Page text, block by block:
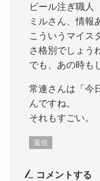
ビール注ぎ職人
ミルさん、情報
こういうマイス
さ格別でしょう
でも、あの時も
常連さんは「今
んですね。
それもすごい。
返信
コメントする